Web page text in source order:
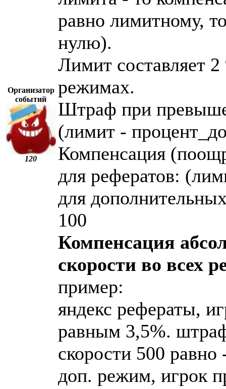
Организатор
событий
120
равно лимитному,
нулю).
Лимит составляет
режимах.
Штраф при
(лимит -
Компенсация
для рефератов:
для
100
Компенсация
скорости во всех
пример:
яндекс рефераты,
равным 3,5%.
скорости 500 равно
доп. режим, игрок